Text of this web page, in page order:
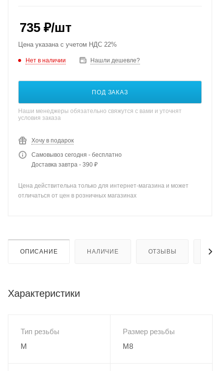
735 ₽/шт
Цена указана с учетом НДС 22%
Нет в наличии Нашли дешевле?
ПОД ЗАКАЗ
Наши менеджеры обязательно свяжутся с вами и уточнят
условия заказа
Хочу в подарок
Самовывоз сегодня - бесплатно
Доставка завтра - 390 ₽
Цена действительна только для интернет-магазина и может
отличаться от цен в розничных магазинах
ОПИСАНИЕ НАЛИЧИЕ ОТЗЫВЫ
Характеристики
Тип резьбы
M
Размер резьбы
M8